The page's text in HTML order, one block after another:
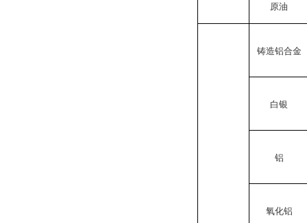
原油
铸造铝合金
白银
铝
氧化铝